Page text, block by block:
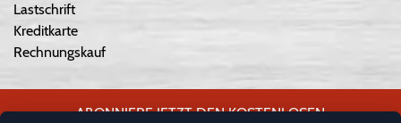
Lastschrift
Kreditkarte
Rechnungskauf
ABONNIERE JETZT DEN KOSTENLOSEN